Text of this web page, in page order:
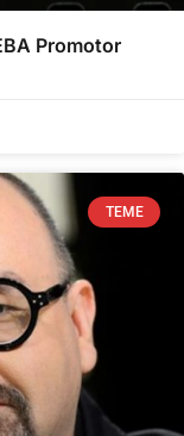
Promotor
TEME